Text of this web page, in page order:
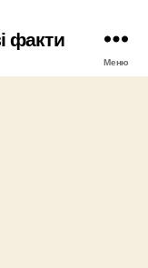
факти
Меню